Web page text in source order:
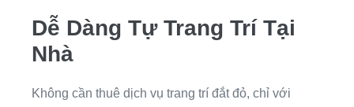
Dễ Dàng Tự Trang Trí Tại
Nhà
Không cần thuê dịch vụ trang trí đắt đỏ, chỉ với